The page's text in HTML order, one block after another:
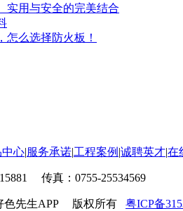
、实用与安全的完美结合
么选择防火板！
中心 服务承诺工程案例 诚聘英才在
传真：0755-25534569
色先生APP 版权所有 粤ICP备